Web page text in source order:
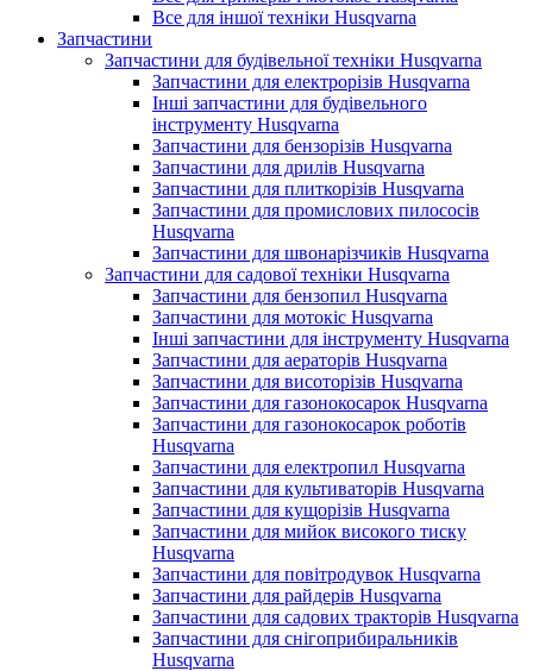
Все для іншої техніки Husqvarna
Запчастини
Запчастини для будівельної техніки Husqvarna
Запчастини для електрорізів Husqvarna
Інші запчастини для будівельного
інструменту Husqvarna
Запчастини для бензорізів Husqvarna
Запчастини для дрилів Husqvarna
Запчастини для плиткорізів Husqvarna
Запчастини для промислових пилососів
Husqvarna
Запчастини для швонарізчиків Husqvarna
Запчастини для садової техніки Husqvarna
Запчастини для бензопил Husqvarna
Запчастини для мотокіс Husqvarna
Інші запчастини для інструменту Husqvarna
Запчастини для аераторів Husqvarna
Запчастини для висоторізів Husqvarna
Запчастини для газонокосарок Husqvarna
Запчастини для газонокосарок роботів
Husqvarna
Запчастини для електропил Husqvarna
Запчастини для культиваторів Husqvarna
Запчастини для кущорізів Husqvarna
Запчастини для мийок високого тиску
Husqvarna
Запчастини для повітродувок Husqvarna
Запчастини для райдерів Husqvarna
Запчастини для садових тракторів Husqvarna
Запчастини для снігоприбиральників
Husqvarna